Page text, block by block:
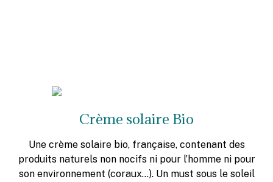
Crème solaire Bio
Une crème solaire bio, française, contenant des
produits naturels non nocifs ni pour l’homme ni pour
son environnement (coraux…). Un must sous le soleil